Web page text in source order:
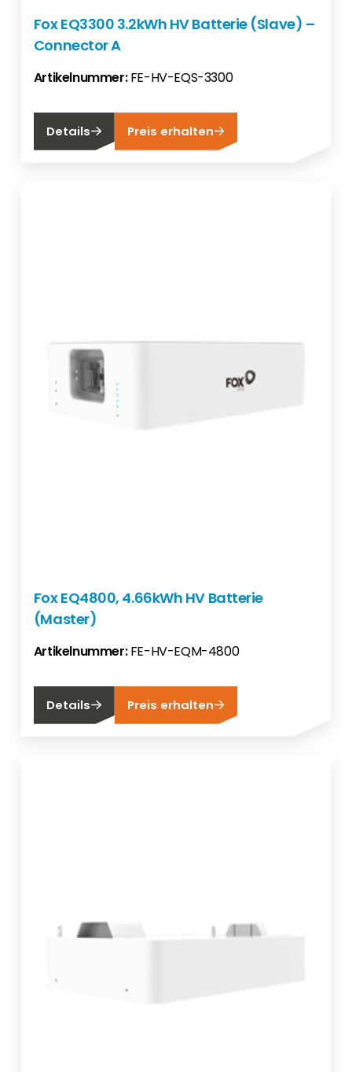
Fox EQ3300 3.2kWh HV Batterie (Slave) –
Connector A
Artikelnummer:FE-HV-EQS-3300
Details Preis erhalten
Fox EQ4800, 4.66kWh HV Batterie
(Master)
Artikelnummer:FE-HV-EQM-4800
Details Preis erhalten